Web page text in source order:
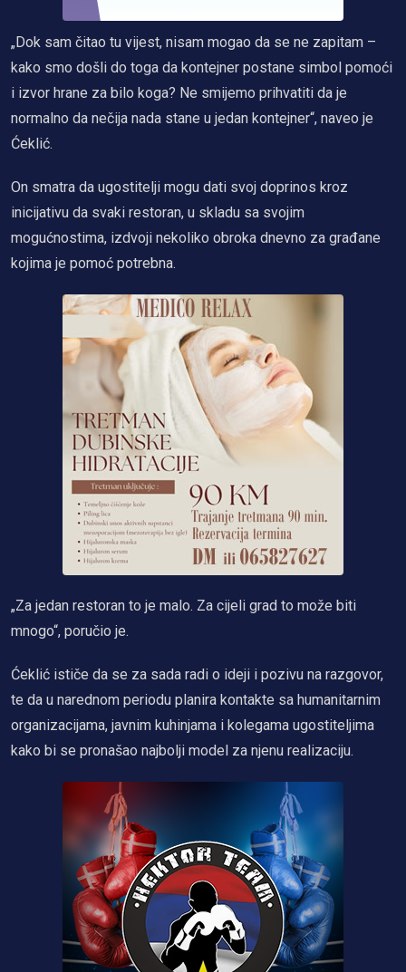
„Dok sam čitao tu vijest, nisam mogao da se ne zapitam –
kako smo došli do toga da kontejner postane simbol pomoći
i izvor hrane za bilo koga? Ne smijemo prihvatiti da je
normalno da nečija nada stane u jedan kontejner“, naveo je
Ćeklić.
On smatra da ugostitelji mogu dati svoj doprinos kroz
inicijativu da svaki restoran, u skladu sa svojim
mogućnostima, izdvoji nekoliko obroka dnevno za građane
kojima je pomoć potrebna.
„Za jedan restoran to je malo. Za cijeli grad to može biti
mnogo“, poručio je.
Ćeklić ističe da se za sada radi o ideji i pozivu na razgovor,
te da u narednom periodu planira kontakte sa humanitarnim
organizacijama, javnim kuhinjama i kolegama ugostiteljima
kako bi se pronašao najbolji model za njenu realizaciju.